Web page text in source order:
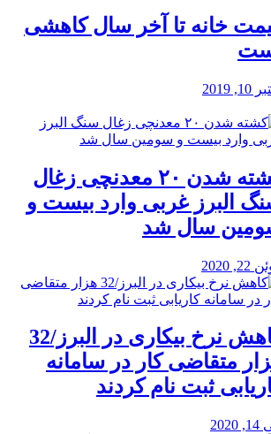
خانه تا آخر سال کاهشی
2019
کشته شدن ۲۰ معدنچی زغال
البرز غربی وارد بیست و
سال شد
2020
کاهش نرخ بیکاری در البرز/32
متقاضی کار در سامانه
ثبت نام کردند